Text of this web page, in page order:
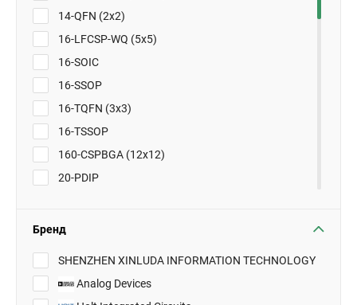
14-QFN (2x2)
16-LFCSP-WQ (5x5)
16-SOIC
16-SSOP
16-TQFN (3x3)
16-TSSOP
160-CSPBGA (12x12)
20-PDIP
Бренд
SHENZHEN XINLUDA INFORMATION TECHNOLOGY
Analog Devices